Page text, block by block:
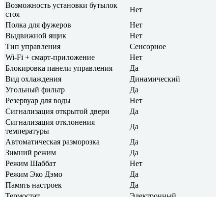
Возможность установки бутылок
стоя
Нет
Полка для фужеров
Нет
Выдвижной ящик
Нет
Тип управления
Сенсорное
Wi-Fi + смарт-приложение
Нет
Блокировка панели управления
Да
Вид охлаждения
Динамический
Угольный фильтр
Да
Резервуар для воды
Нет
Сигнализация открытой двери
Да
Сигнализация отклонения
температуры
Да
Автоматическая разморозка
Да
Зимний режим
Да
Режим Шаббат
Нет
Режим Эко Дэмо
Да
Память настроек
Да